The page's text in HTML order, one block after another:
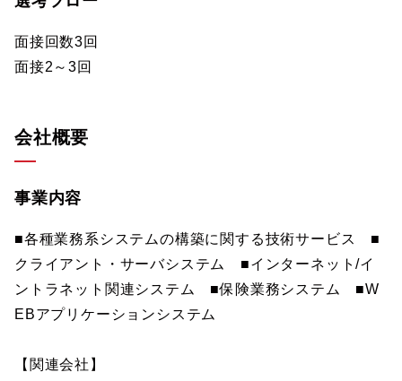
面接回数3回
面接2～3回
会社概要
事業内容
■各種業務系システムの構築に関する技術サービス ■
クライアント・サーバシステム ■インターネット/イ
ントラネット関連システム ■保険業務システム ■W
EBアプリケーションシステム
【関連会社】